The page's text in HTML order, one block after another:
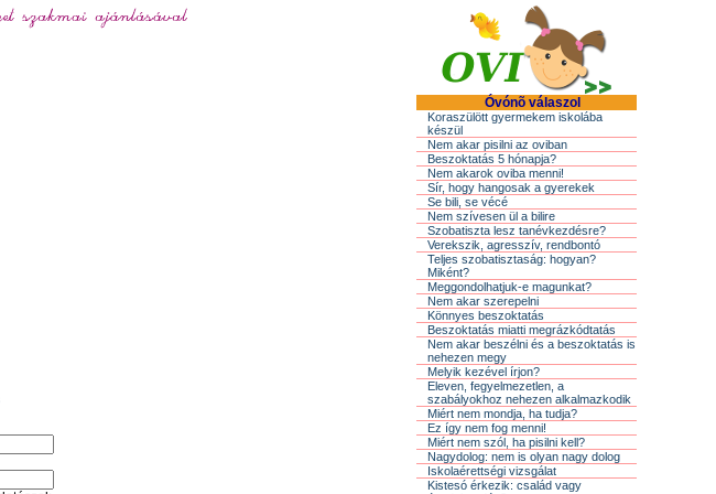
Óvónõ válaszol
Koraszülött gyermekem iskolába
készül
Nem akar pisilni az oviban
Beszoktatás 5 hónapja?
Nem akarok oviba menni!
Sír, hogy hangosak a gyerekek
Se bili, se vécé
Nem szívesen ül a bilire
Szobatiszta lesz tanévkezdésre?
Verekszik, agresszív, rendbontó
Teljes szobatisztaság: hogyan?
Miként?
Meggondolhatjuk-e magunkat?
Nem akar szerepelni
Könnyes beszoktatás
Beszoktatás miatti megrázkódtatás
Nem akar beszélni és a beszoktatás is
nehezen megy
Melyik kezével írjon?
Eleven, fegyelmezetlen, a
szabályokhoz nehezen alkalmazkodik
Miért nem mondja, ha tudja?
Ez így nem fog menni!
Miért nem szól, ha pisilni kell?
Nagydolog: nem is olyan nagy dolog
Iskolaérettségi vizsgálat
Kistesó érkezik: család vagy